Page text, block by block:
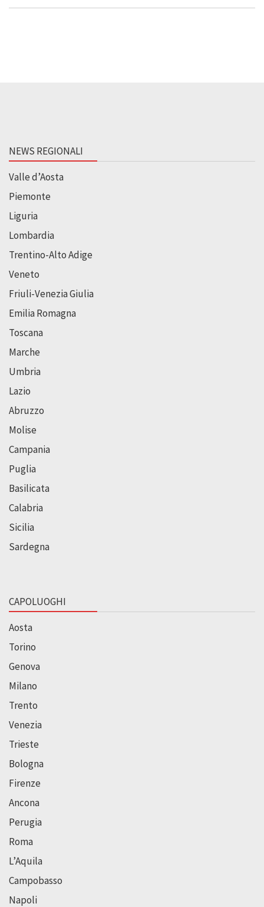
NEWS REGIONALI
Valle d’Aosta
Piemonte
Liguria
Lombardia
Trentino-Alto Adige
Veneto
Friuli-Venezia Giulia
Emilia Romagna
Toscana
Marche
Umbria
Lazio
Abruzzo
Molise
Campania
Puglia
Basilicata
Calabria
Sicilia
Sardegna
CAPOLUOGHI
Aosta
Torino
Genova
Milano
Trento
Venezia
Trieste
Bologna
Firenze
Ancona
Perugia
Roma
L’Aquila
Campobasso
Napoli